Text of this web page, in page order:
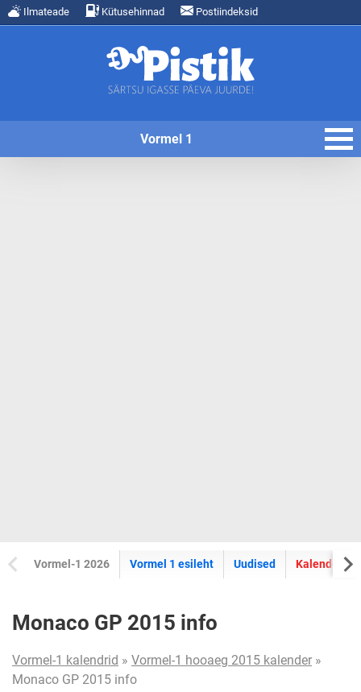
Ilmateade Kütusehinnad Postiindeksid
Vormel 1
Vormel-1 2026 Vormel 1 esileht Uudised Kalender
Monaco GP 2015 info
Vormel-1 kalendrid » Vormel-1 hooaeg 2015 kalender »
Monaco GP 2015 info